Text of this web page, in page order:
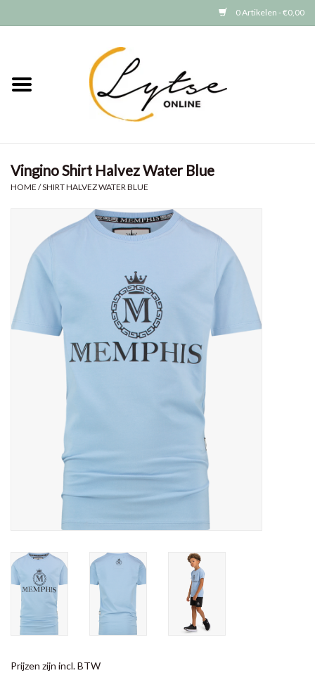
0 Artikelen - €0,00
Meisjes
GRATIS VERZENDEN (vanaf EUR
15)
Vingino Shirt Halvez Water Blue
HOME /SHIRT HALVEZ WATER BLUE
Prijzen zijn incl. BTW